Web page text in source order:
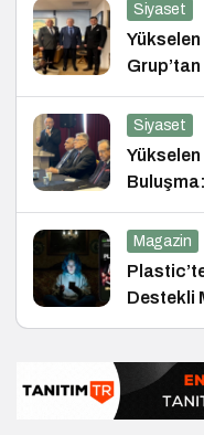
Siyaset
Yükselen
Grup’tan
Siyaset
ve
Magazin
Destekli